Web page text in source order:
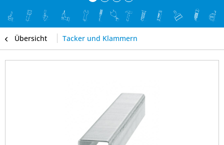
Übersicht Tacker und Klammern